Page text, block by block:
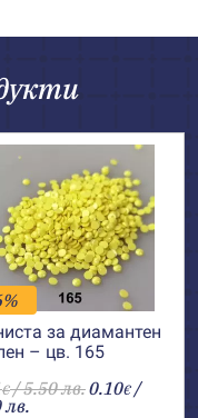
за диамантен
– цв. 165
€/ 5.50 лв.0.10€ /
лв.